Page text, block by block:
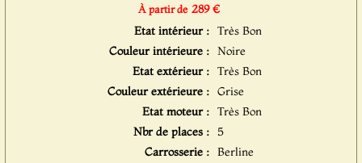
À partir de 289 €
Etat intérieur : Très Bon
Couleur intérieure : Noire
Etat extérieur : Très Bon
Couleur extérieure : Grise
Etat moteur : Très Bon
Nbr de places : 5
Carrosserie : Berline